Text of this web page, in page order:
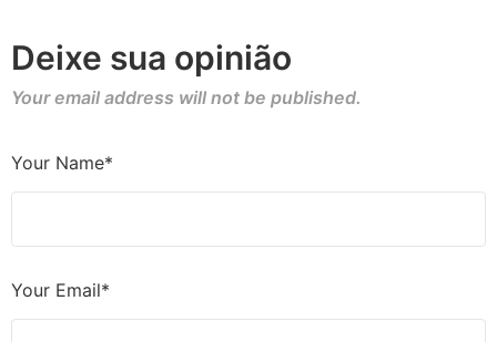
Deixe sua opinião
Your email address will not be published.
Your Name*
Your Email*